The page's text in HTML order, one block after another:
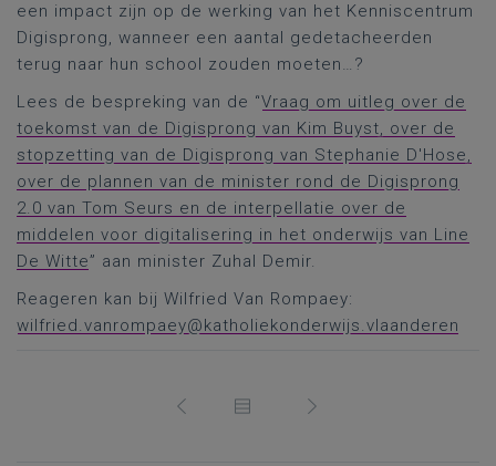
een impact zijn op de werking van het Kenniscentrum
Digisprong, wanneer een aantal gedetacheerden
terug naar hun school zouden moeten…?
Lees de bespreking van de “Vraag om uitleg over de
toekomst van de Digisprong van Kim Buyst, over de
stopzetting van de Digisprong van Stephanie D'Hose,
over de plannen van de minister rond de Digisprong
2.0 van Tom Seurs en de interpellatie over de
middelen voor digitalisering in het onderwijs van Line
De Witte” aan minister Zuhal Demir.
Reageren kan bij Wilfried Van Rompaey:
wilfried.vanrompaey@katholiekonderwijs.vlaanderen